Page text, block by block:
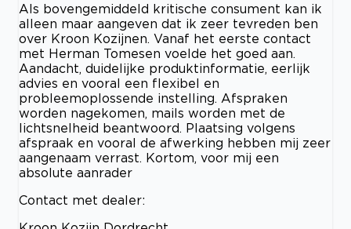
Als bovengemiddeld kritische consument kan ik
alleen maar aangeven dat ik zeer tevreden ben
over Kroon Kozijnen. Vanaf het eerste contact
met Herman Tomesen voelde het goed aan.
Aandacht, duidelijke produktinformatie, eerlijk
advies en vooral een flexibel en
probleemoplossende instelling. Afspraken
worden nagekomen, mails worden met de
lichtsnelheid beantwoord. Plaatsing volgens
afspraak en vooral de afwerking hebben mij zeer
aangenaam verrast. Kortom, voor mij een
absolute aanrader
Contact met dealer: